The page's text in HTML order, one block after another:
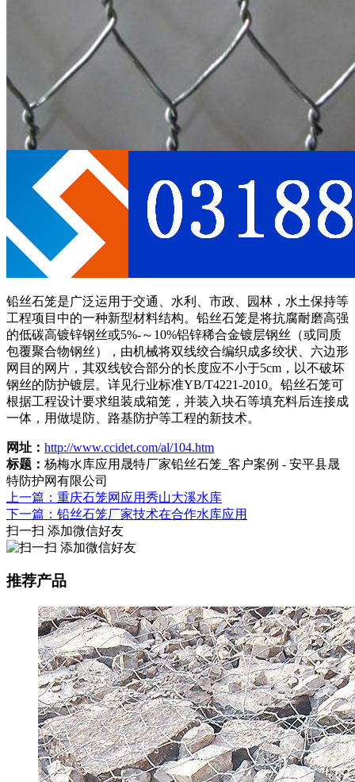
铅丝石笼是广泛运用于交通、水利、市政、园林，水土保持等
工程项目中的一种新型材料结构。铅丝石笼是将抗腐耐磨高强
的低碳高镀锌钢丝或5%-～10%铝锌稀合金镀层钢丝（或同质
包覆聚合物钢丝），由机械将双线绞合编织成多绞状、六边形
网目的网片，其双线铰合部分的长度应不小于5cm，以不破坏
钢丝的防护镀层。详见行业标准YB/T4221-2010。铅丝石笼可
根据工程设计要求组装成箱笼，并装入块石等填充料后连接成
一体，用做堤防、路基防护等工程的新技术。
网址： http://www.ccidet.com/al/104.htm
标题： 杨梅水库应用晟特厂家铅丝石笼_客户案例 - 安平县晟
特防护网有限公司
上一篇：重庆石笼网应用秀山大溪水库
下一篇：铅丝石笼厂家技术在合作水库应用
扫一扫 添加微信好友
推荐产品